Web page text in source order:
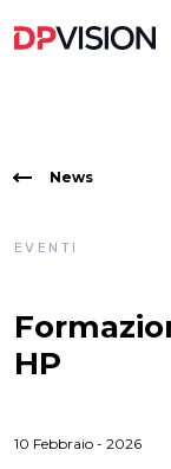
News
EVENTI
HP
10 Febbraio - 2026